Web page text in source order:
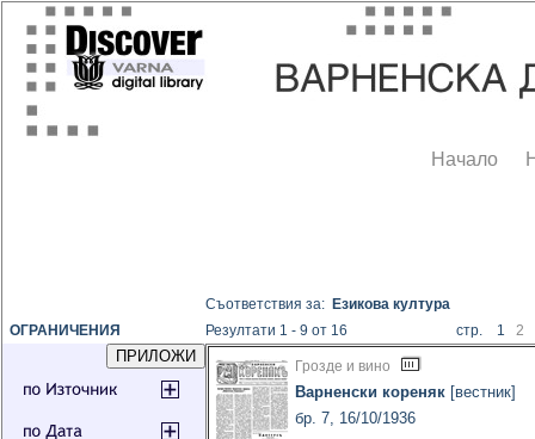
Начало
ОГРАНИЧЕНИЯ
Съответствия за: Езикова култура
Резултати 1 - 9 от 16
стр. 12
Грозде и вино
Варненски кореняк [вестник]
бр. 7, 16/10/1936